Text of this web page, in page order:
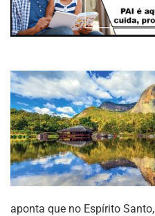
aponta que no Espírito